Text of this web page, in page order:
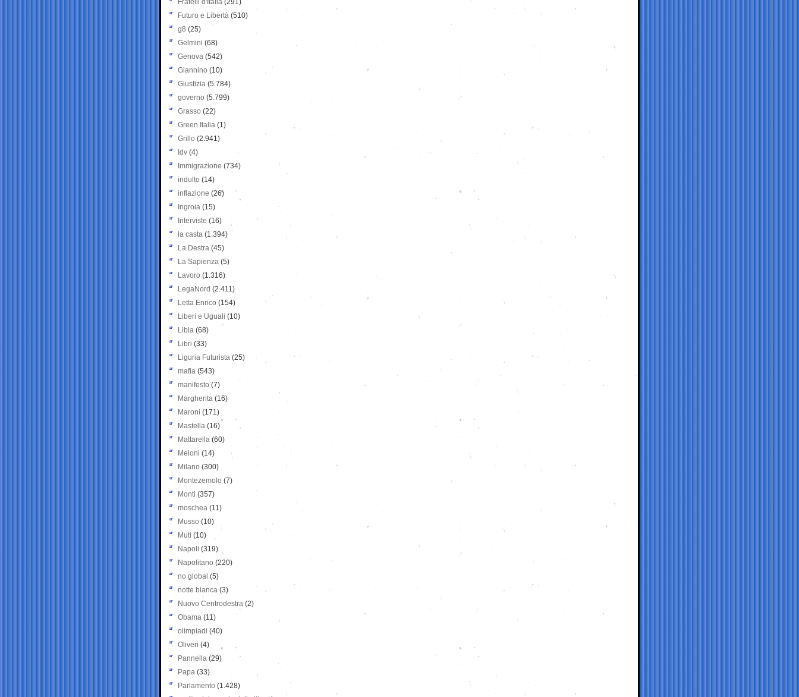
Fratelli d'Italia (291)
Futuro e Libertà (510)
g8 (25)
Gelmini (68)
Genova (542)
Giannino (10)
Giustizia (5.784)
governo (5.799)
Grasso (22)
Green Italia (1)
Grillo (2.941)
Idv (4)
Immigrazione (734)
indulto (14)
inflazione (26)
Ingroia (15)
Interviste (16)
la casta (1.394)
La Destra (45)
La Sapienza (5)
Lavoro (1.316)
LegaNord (2.411)
Letta Enrico (154)
Liberi e Uguali (10)
Libia (68)
Libri (33)
Liguria Futurista (25)
mafia (543)
manifesto (7)
Margherita (16)
Maroni (171)
Mastella (16)
Mattarella (60)
Meloni (14)
Milano (300)
Montezemolo (7)
Monti (357)
moschea (11)
Musso (10)
Muti (10)
Napoli (319)
Napolitano (220)
no global (5)
notte bianca (3)
Nuovo Centrodestra (2)
Obama (11)
olimpiadi (40)
Oliveri (4)
Pannella (29)
Papa (33)
Parlamento (1.428)